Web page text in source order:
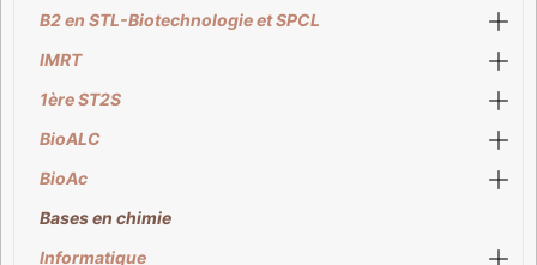
B2 en STL-Biotechnologie et SPCL
IMRT
1ère ST2S
BioALC
BioAc
Bases en chimie
Informatique